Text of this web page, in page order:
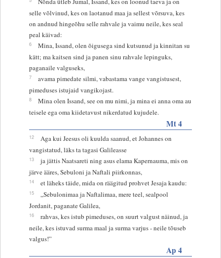
selle võlvinud, kes on laotanud maa ja sellest võrsuva, kes
on andnud hingeõhu selle rahvale ja vaimu neile, kes seal
peal käivad:
6
Mina, Issand, olen õigusega sind kutsunud ja kinnitan su
kätt; ma kaitsen sind ja panen sinu rahvale lepinguks,
paganaile valguseks,
7
avama pimedate silmi, vabastama vange vangistusest,
pimeduses istujaid vangikojast.
8
Mina olen Issand, see on mu nimi, ja mina ei anna oma au
teisele ega oma kiidetavust nikerdatud kujudele.
Mt 4
12
Aga kui Jeesus oli kuulda saanud, et Johannes on
vangistatud, läks ta tagasi Galileasse
13
ja jättis Naatsareti ning asus elama Kapernauma, mis on
järve ääres, Sebuloni ja Naftali piirkonnas,
14 et läheks täide, mida on räägitud prohvet Jesaja kaudu:
15
„Sebulonimaa ja Naftalimaa, mere teel, sealpool
Jordanit, paganate Galilea,
16
rahvas, kes istub pimeduses, on suurt valgust näinud, ja
neile, kes istuvad surma maal ja surma varjus - neile tõuseb
valgus!”
Ap 4